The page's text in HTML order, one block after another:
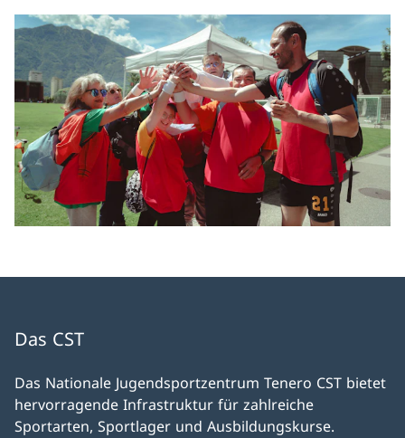
Das CST
Das Nationale Jugendsportzentrum Tenero CST bietet
hervorragende Infrastruktur für zahlreiche
Sportarten, Sportlager und Ausbildungskurse.